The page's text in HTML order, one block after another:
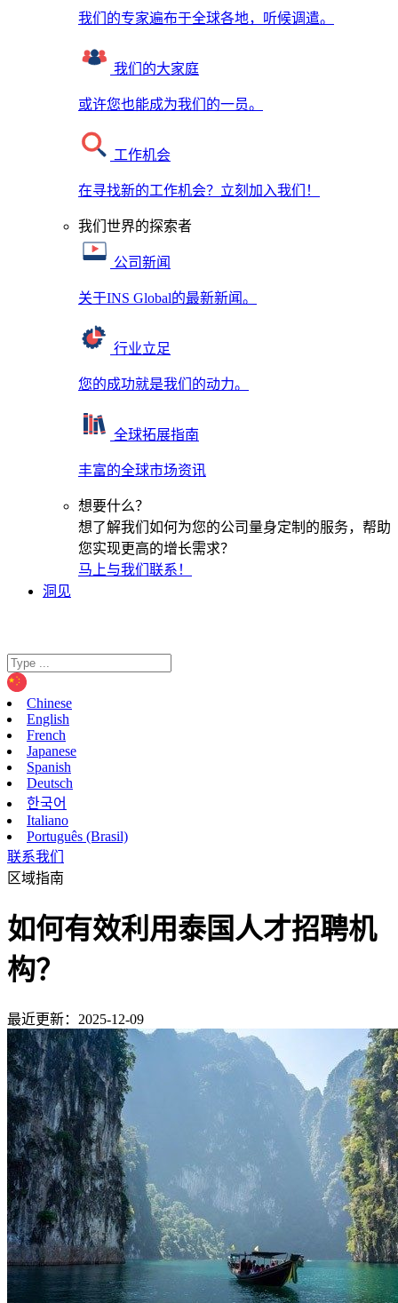
我们的专家遍布于全球各地，听候调遣。
我们的大家庭
或许您也能成为我们的一员。
工作机会
在寻找新的工作机会？立刻加入我们！
我们世界的探索者
公司新闻
关于INS Global的最新新闻。
行业立足
您的成功就是我们的动力。
全球拓展指南
丰富的全球市场资讯
想要什么？
想了解我们如何为您的公司量身定制的服务，帮助
您实现更高的增长需求？
马上与我们联系！
洞见
Chinese
English
French
Japanese
Spanish
Deutsch
한국어
Italiano
Português (Brasil)
联系我们
区域指南
如何有效利用泰国人才招聘机
构？
最近更新：2025-12-09